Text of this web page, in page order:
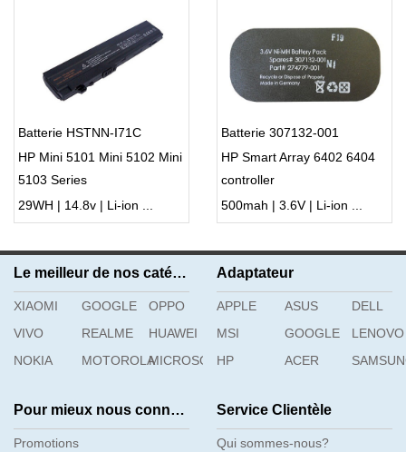
Batterie HSTNN-I71C
HP Mini 5101 Mini 5102 Mini
5103 Series
29WH | 14.8v | Li-ion ...
Batterie 307132-001
HP Smart Array 6402 6404
controller
500mah | 3.6V | Li-ion ...
Le meilleur de nos catégories
XIAOMI GOOGLE
OPPO
VIVO
REALME
HUAWEI
NOKIA
MOTOROLAMICROSOFT
Adaptateur
APPLE ASUS
DELL
MSI
GOOGLE
LENOVO
HP
ACER
Pour mieux nous connaître
Promotions
Service Clientèle
Qui sommes-nous?